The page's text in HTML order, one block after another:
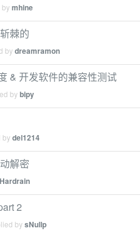
bymhine
棘的
bydreamramon
& 开发软件的兼容性测试
bybipy
bydel1214
解密
Hardrain
2
bysNullp